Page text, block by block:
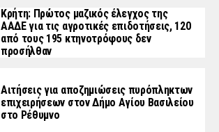
Κρήτη: Πρώτος μαζικός έλεγχος της
ΑΑΔΕ για τις αγροτικές επιδοτήσεις, 120
από τους 195 κτηνοτρόφους δεν
προσήλθαν
Αιτήσεις για αποζημιώσεις πυρόπληκτων
επιχειρήσεων στον Δήμο Αγίου Βασιλείου
στο Ρέθυμνο